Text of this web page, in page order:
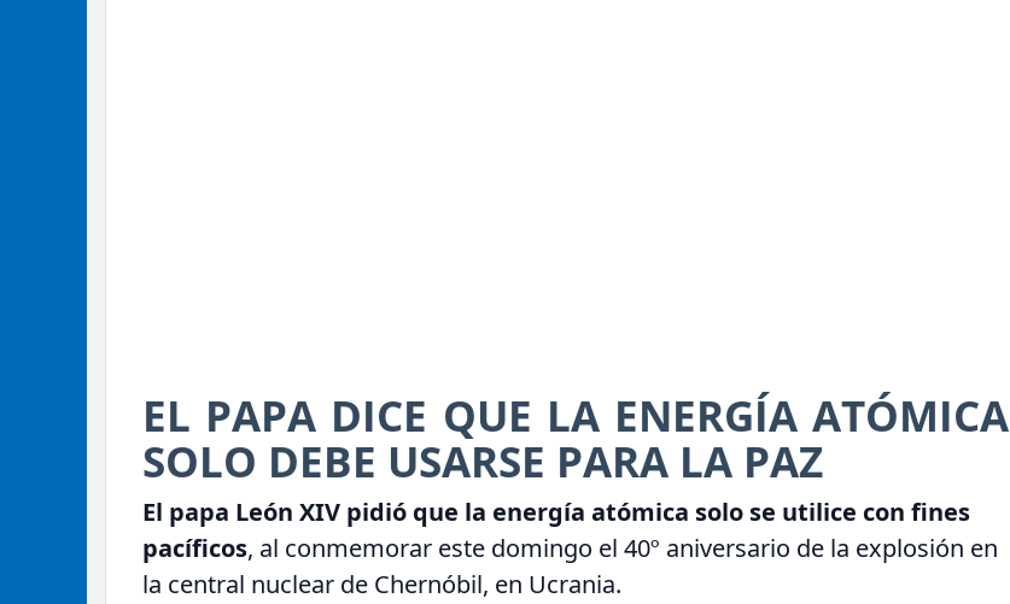
EL PAPA DICE QUE LA ENERGÍA ATÓMICA
SOLO DEBE USARSE PARA LA PAZ
El papa León XIV pidió que la energía atómica solo se utilice con fines
pacíficos, al conmemorar este domingo el 40º aniversario de la explosión en
la central nuclear de Chernóbil, en Ucrania.